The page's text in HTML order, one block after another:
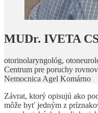
MUDr. IVETA
otorinolaryngológ,
Centrum pre poruchy
Nemocnica Agel Komárno
Závrat, ktorý opisujú ako
môže byť jedným z